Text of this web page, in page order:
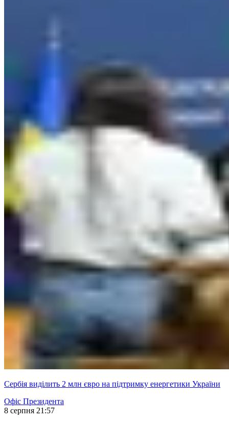
Сербія виділить 2 млн євро на підтримку енергетики України
Офіс Президента
8 серпня 21:57